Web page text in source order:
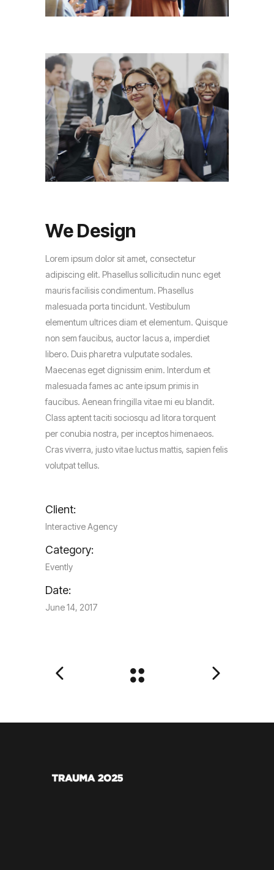
We Design
Lorem ipsum dolor sit amet, consectetur
adipiscing elit. Phasellus sollicitudin nunc eget
mauris facilisis condimentum. Phasellus
malesuada porta tincidunt. Vestibulum
elementum ultrices diam et elementum. Quisque
non sem faucibus, auctor lacus a, imperdiet
libero. Duis pharetra vulputate sodales.
Maecenas eget dignissim enim. Interdum et
malesuada fames ac ante ipsum primis in
faucibus. Aenean fringilla vitae mi eu blandit.
Class aptent taciti sociosqu ad litora torquent
per conubia nostra, per inceptos himenaeos.
Cras viverra, justo vitae luctus mattis, sapien felis
volutpat tellus.
Client:
Interactive Agency
Category:
Evently
Date:
June 14, 2017